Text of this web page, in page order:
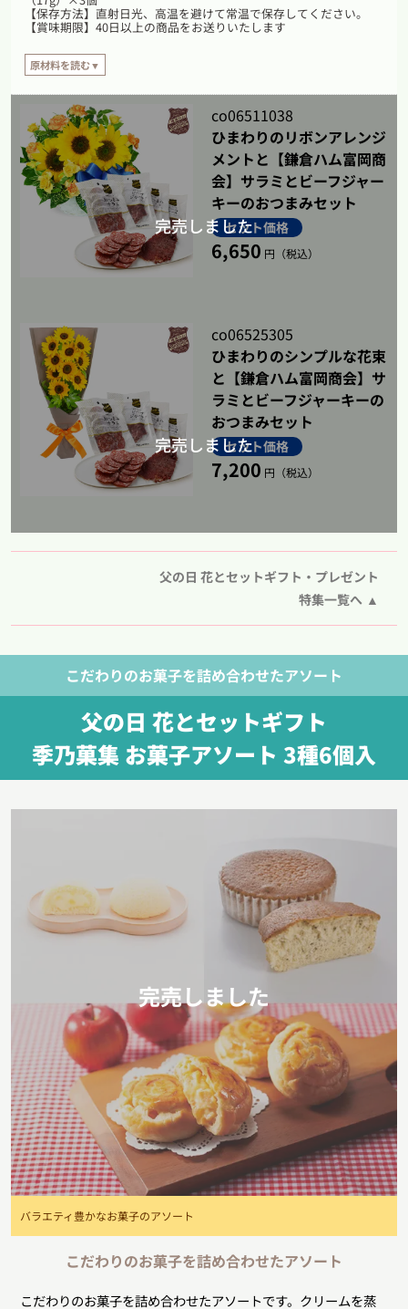
【保存方法】直射日光、高温を避けて常温で保存してください。
【賞味期限】40日以上の商品をお送りいたします
原材料を読む▼
【原材料】
おつまみサラミ：畜肉（豚肉（輸入、国産）、牛肉）、豚脂肪、水あめ、食
塩、香辛料、乳たん白／調味料（アミノ酸等）、リン酸塩（Na）、酸化防止剤
（ビタミンC）、発色剤（硝酸K、亜硝酸Na）、香辛料抽出物、（一部に乳成
分・牛肉・豚肉を含む）
ビーフジャーキー：牛肉（輸入）、水あめ、しょうゆ、ワイン風調味料、発酵調
味料、食塩、乳たん白、たん白加水分解物／リン酸塩（Na）、トレハロース、
調味料（アミノ酸等）、発色剤（亜硝酸Na）、香辛料抽出物、（一部に乳成
分・小麦・牛肉・大豆を含む）
co06511038
ひまわりのリボンアレンジ
メントと【鎌倉ハム富岡商
会】サラミとビーフジャー
キーのおつまみセット
セット価格
6,650 円（税込）
co06525305
ひまわりのシンプルな花束
と【鎌倉ハム富岡商会】サ
ラミとビーフジャーキーの
おつまみセット
セット価格
7,200 円（税込）
父の日 花とセットギフト・プレゼント
特集一覧へ
こだわりのお菓子を詰め合わせたアソート
父の日 花とセットギフト
季乃菓集 お菓子アソート 3種6個入
バラエティ豊かなお菓子のアソート
完売しました
こだわりのお菓子を詰め合わせたアソート
こだわりのお菓子を詰め合わせたアソートです。クリームを蒸